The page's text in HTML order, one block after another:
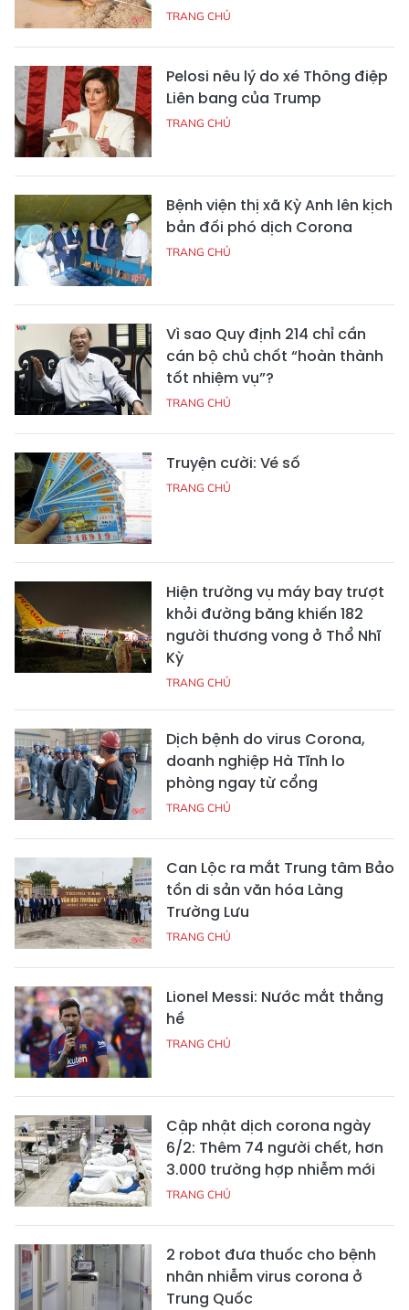
TRANG CHỦ
Pelosi nêu lý do xé Thông điệp
Liên bang của Trump
TRANG CHỦ
Bệnh viện thị xã Kỳ Anh lên kịch
bản đối phó dịch Corona
TRANG CHỦ
Vì sao Quy định 214 chỉ cần
cán bộ chủ chốt “hoàn thành
tốt nhiệm vụ”?
TRANG CHỦ
Truyện cười: Vé số
TRANG CHỦ
Hiện trường vụ máy bay trượt
khỏi đường băng khiến 182
người thương vong ở Thổ Nhĩ
Kỳ
TRANG CHỦ
Dịch bệnh do virus Corona,
doanh nghiệp Hà Tĩnh lo
phòng ngay từ cổng
TRANG CHỦ
Can Lộc ra mắt Trung tâm Bảo
tồn di sản văn hóa Làng
Trường Lưu
TRANG CHỦ
Lionel Messi: Nước mắt thằng
hề
TRANG CHỦ
Cập nhật dịch corona ngày
6/2: Thêm 74 người chết, hơn
3.000 trường hợp nhiễm mới
TRANG CHỦ
2 robot đưa thuốc cho bệnh
nhân nhiễm virus corona ở
Trung Quốc